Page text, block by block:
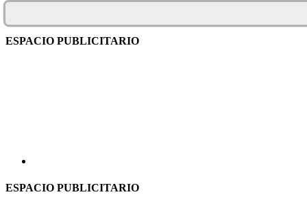
ESPACIO PUBLICITARIO
ESPACIO PUBLICITARIO